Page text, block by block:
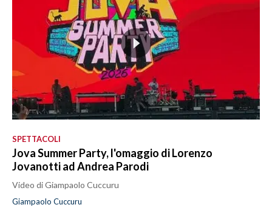
SPETTACOLI
Jova Summer Party, l'omaggio di Lorenzo
Jovanotti ad Andrea Parodi
Video di Giampaolo Cuccuru
Giampaolo Cuccuru